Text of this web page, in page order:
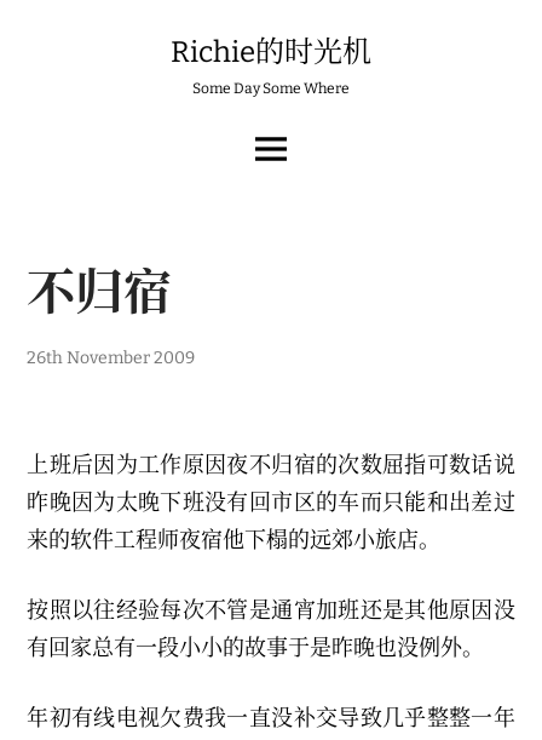
Richie的时光机
Some Day Some Where
MENU
不归宿
2
o
v
e
m
b
e
0
9
26th November 2009
上班后因为工作原因夜不归宿的次数屈指可数话说
昨晚因为太晚下班没有回市区的车而只能和出差过
来的软件工程师夜宿他下榻的远郊小旅店。
按照以往经验每次不管是通宵加班还是其他原因没
有回家总有一段小小的故事于是昨晚也没例外。
年初有线电视欠费我一直没补交导致几乎整整一年